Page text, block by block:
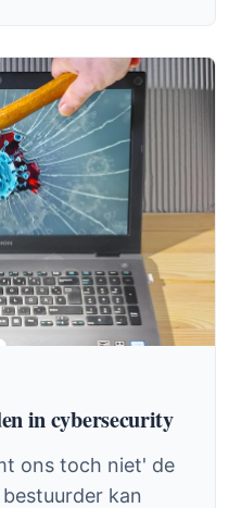
in cybersecurity
ons toch niet' de
kan